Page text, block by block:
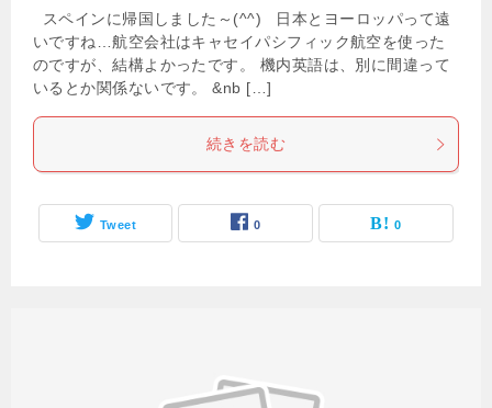
スペインに帰国しました～(^^) 日本とヨーロッパって遠
いですね…航空会社はキャセイパシフィック航空を使った
のですが、結構よかったです。 機内英語は、別に間違って
いるとか関係ないです。 &nb […]
続きを読む
Tweet 0 0